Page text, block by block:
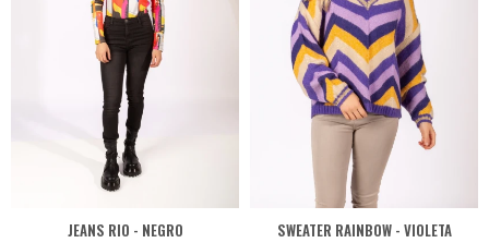
JEANS RIO - NEGRO SWEATER RAINBOW - VIOLETA